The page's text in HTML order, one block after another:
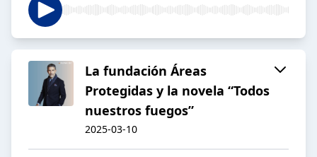
La fundación Áreas
Protegidas y la novela “Todos
nuestros fuegos”
2025-03-10